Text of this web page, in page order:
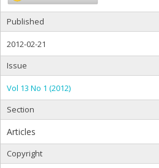
Published
2012-02-21
Issue
Vol 13 No 1 (2012)
Section
Articles
Copyright